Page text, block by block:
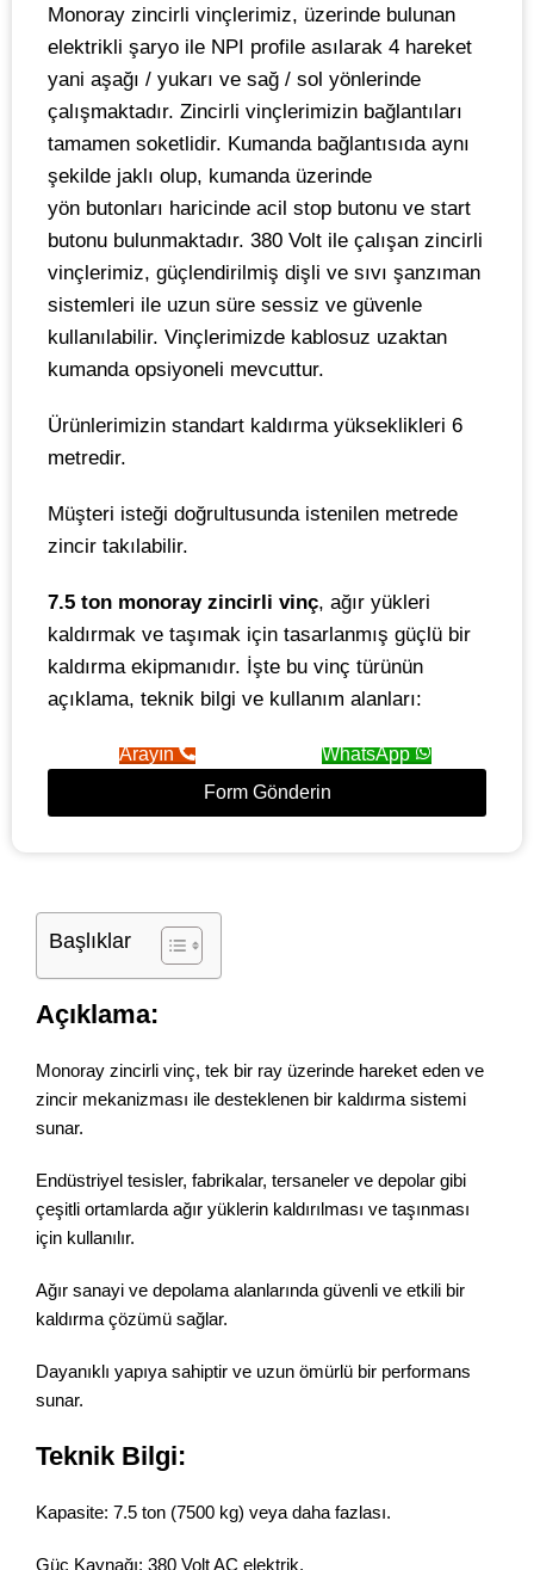
Monoray zincirli vinçlerimiz, üzerinde bulunan
elektrikli şaryo ile NPI profile asılarak 4 hareket
yani aşağı / yukarı ve sağ / sol yönlerinde
çalışmaktadır. Zincirli vinçlerimizin bağlantıları
tamamen soketlidir. Kumanda bağlantısıda aynı
şekilde jaklı olup, kumanda üzerinde
yön butonları haricinde acil stop butonu ve start
butonu bulunmaktadır. 380 Volt ile çalışan zincirli
vinçlerimiz, güçlendirilmiş dişli ve sıvı şanzıman
sistemleri ile uzun süre sessiz ve güvenle
kullanılabilir. Vinçlerimizde kablosuz uzaktan
kumanda opsiyoneli mevcuttur.
Ürünlerimizin standart kaldırma yükseklikleri 6
metredir.
Müşteri isteği doğrultusunda istenilen metrede
zincir takılabilir.
7.5 ton monoray zincirli vinç, ağır yükleri
kaldırmak ve taşımak için tasarlanmış güçlü bir
kaldırma ekipmanıdır. İşte bu vinç türünün
açıklama, teknik bilgi ve kullanım alanları:
Arayın
WhatsApp
Form Gönderin
Başlıklar
Açıklama:
Monoray zincirli vinç, tek bir ray üzerinde hareket eden ve
zincir mekanizması ile desteklenen bir kaldırma sistemi
sunar.
Endüstriyel tesisler, fabrikalar, tersaneler ve depolar gibi
çeşitli ortamlarda ağır yüklerin kaldırılması ve taşınması
için kullanılır.
Ağır sanayi ve depolama alanlarında güvenli ve etkili bir
kaldırma çözümü sağlar.
Dayanıklı yapıya sahiptir ve uzun ömürlü bir performans
sunar.
Teknik Bilgi:
Kapasite: 7.5 ton (7500 kg) veya daha fazlası.
Güç Kaynağı: 380 Volt AC elektrik.